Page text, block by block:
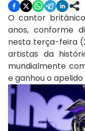
O cantor
anos, conforme
nesta terça-feira
artistas da
mundialmente
e ganhou o